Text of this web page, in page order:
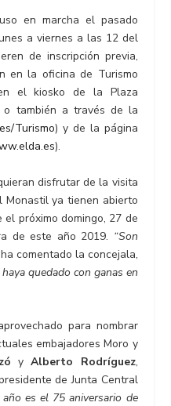
en marcha el pasado
a viernes a las 12 del
de inscripción previa,
en la oficina de Turismo
el kiosko de la Plaza
o también a través de la
Turismo) y de la página
).
disfrutar de la visita
ya tienen abierto
próximo domingo, 27 de
de este año 2019. “Son
comentado la concejala,
quedado con ganas en
para nombrar
embajadores Moro y
yAlberto Rodríguez,
de Junta Central
año es el 75 aniversario de